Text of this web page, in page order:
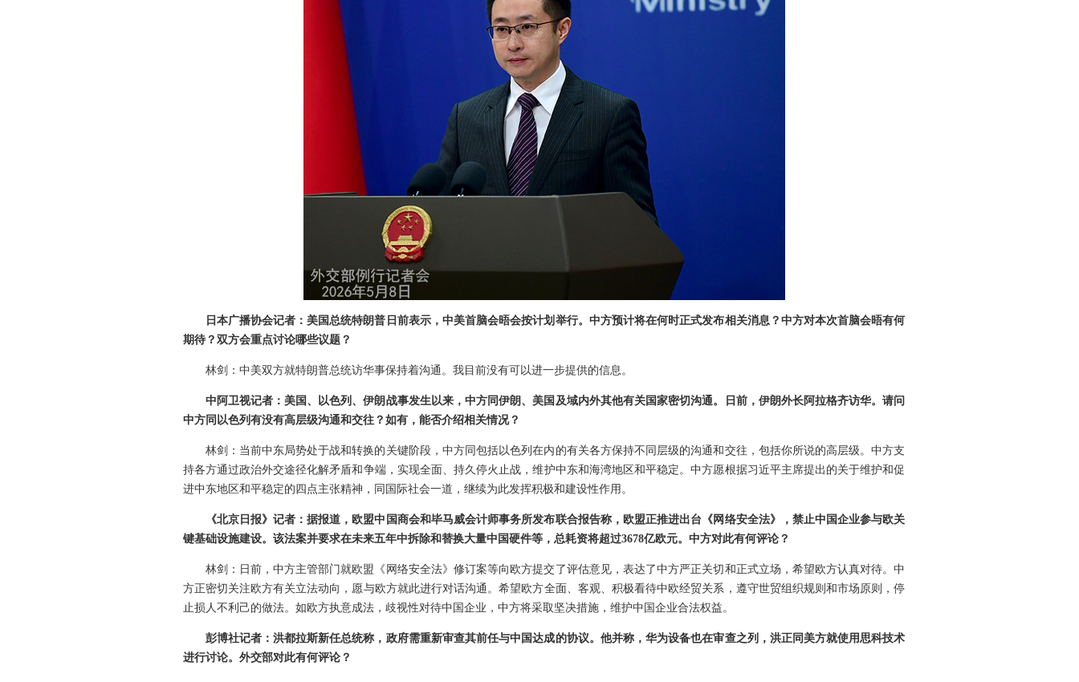
日本广播协会记者：美国总统特朗普日前表示，中美首脑会晤会按计划举行。中方预计将在何时正式发布相关消息？中方对本次首脑会晤有何
期待？双方会重点讨论哪些议题？
林剑：中美双方就特朗普总统访华事保持着沟通。我目前没有可以进一步提供的信息。
中阿卫视记者：美国、以色列、伊朗战事发生以来，中方同伊朗、美国及域内外其他有关国家密切沟通。日前，伊朗外长阿拉格齐访华。请问
中方同以色列有没有高层级沟通和交往？如有，能否介绍相关情况？
林剑：当前中东局势处于战和转换的关键阶段，中方同包括以色列在内的有关各方保持不同层级的沟通和交往，包括你所说的高层级。中方支
持各方通过政治外交途径化解矛盾和争端，实现全面、持久停火止战，维护中东和海湾地区和平稳定。中方愿根据习近平主席提出的关于维护和促
进中东地区和平稳定的四点主张精神，同国际社会一道，继续为此发挥积极和建设性作用。
《北京日报》记者：据报道，欧盟中国商会和毕马威会计师事务所发布联合报告称，欧盟正推进出台《网络安全法》，禁止中国企业参与欧关
键基础设施建设。该法案并要求在未来五年中拆除和替换大量中国硬件等，总耗资将超过3678亿欧元。中方对此有何评论？
林剑：日前，中方主管部门就欧盟《网络安全法》修订案等向欧方提交了评估意见，表达了中方严正关切和正式立场，希望欧方认真对待。中
方正密切关注欧方有关立法动向，愿与欧方就此进行对话沟通。希望欧方全面、客观、积极看待中欧经贸关系，遵守世贸组织规则和市场原则，停
止损人不利己的做法。如欧方执意成法，歧视性对待中国企业，中方将采取坚决措施，维护中国企业合法权益。
彭博社记者：洪都拉斯新任总统称，政府需重新审查其前任与中国达成的协议。他并称，华为设备也在审查之列，洪正同美方就使用思科技术
进行讨论。外交部对此有何评论？